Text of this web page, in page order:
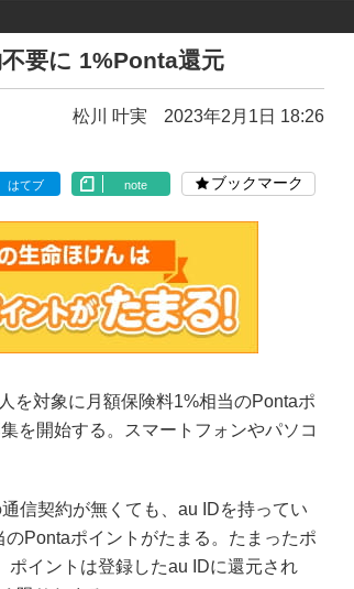
要に 1%Ponta還元
松川 叶実 2023年2月1日 18:26
はてブ note ブックマーク
を対象に月額保険料1%相当のPontaポ
を開始する。スマートフォンやパソコ
信契約が無くても、au IDを持ってい
Pontaポイントがたまる。たまったポ
ポイントは登録したau IDに還元され